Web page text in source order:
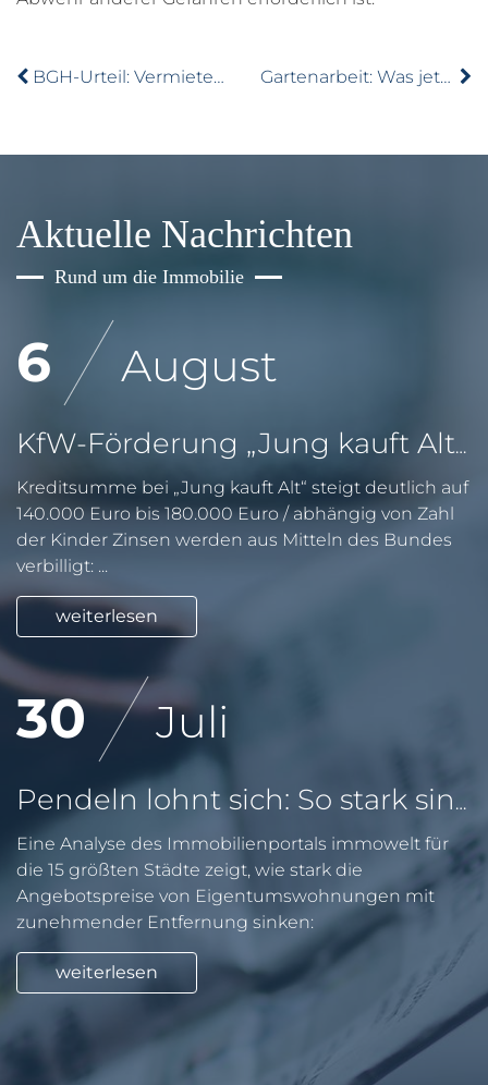
BGH-Urteil: Vermieterin legt Waschküche still Gartenarbeit: Was jetzt zu tun ist
Aktuelle Nachrichten
Rund um die Immobilie
6 August
KfW-Förderung „Jung kauft Alt“: Höhere Kredite ab August 2026
Kreditsumme bei „Jung kauft Alt“ steigt deutlich auf
140.000 Euro bis 180.000 Euro / abhängig von Zahl
der Kinder Zinsen werden aus Mitteln des Bundes
verbilligt: ...
weiterlesen
30 Juli
Pendeln lohnt sich: So stark sinken Wohnungspreise im Umland
Eine Analyse des Immobilienportals immowelt für
die 15 größten Städte zeigt, wie stark die
Angebotspreise von Eigentumswohnungen mit
zunehmender Entfernung sinken:
weiterlesen